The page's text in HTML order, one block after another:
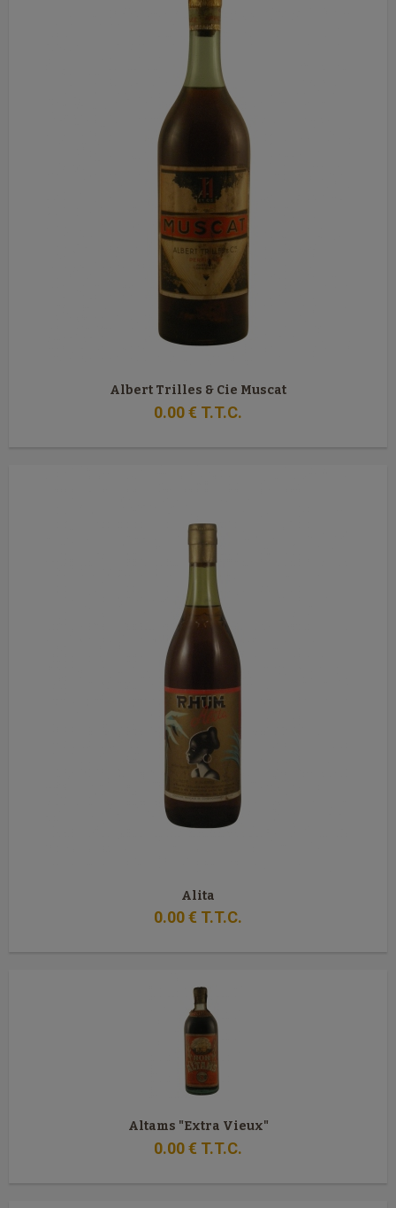
Albert Trilles & Cie Muscat
0.00€ T.T.C.
Alita
0.00€ T.T.C.
Altams "Extra Vieux"
0.00€ T.T.C.